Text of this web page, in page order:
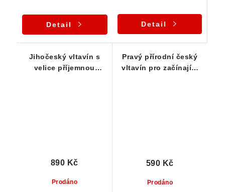
Detail Detail
Jihočeský vltavín s
velice příjemnou
Prodáno
890 Kč
Pravý přírodní český
vltavín pro začínající
Prodáno
590 Kč